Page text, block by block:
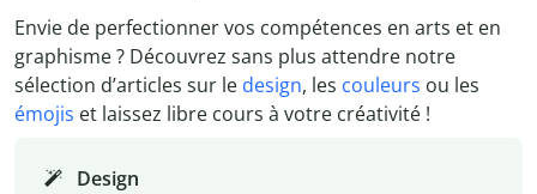
Envie de perfectionner vos compétences en arts et en
graphisme ? Découvrez sans plus attendre notre
sélection d’articles sur le design, les couleurs ou les
émojis et laissez libre cours à votre créativité !
Design